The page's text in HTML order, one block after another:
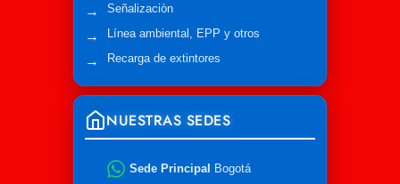
Señalizaciòn
Línea ambiental, EPP y otros
Recarga de extintores
NUESTRAS SEDES
Sede Principal Bogotá